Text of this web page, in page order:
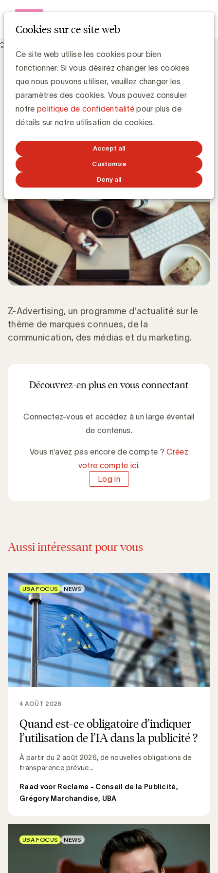
Cookies sur ce site web
Ce site web utilise les cookies pour bien
fonctionner. Si vous désirez changer les cookies
que nous pouvons utiliser, veuillez changer les
paramètres des cookies. Vous pouvez consuler
notre politique de confidentialitépour plus de
détails sur notre utilisation de cookies.
Accept all
Customize
Deny all
Rediffusion de Z-Advertizing - un regard inspirant pour les
marques
Rediffusion de Z-Advertizing - un regard
inspirant pour les marques
UBA Team
22 MARS 2017
Z-Advertising, un programme d'actualité sur le
thème de marques connues, de la
communication, des médias et du marketing.
Découvrez-en plus en vous connectant
Connectez-vous et accédez à un large éventail
de contenus.
Vous n'avez pas encore de compte ?Créez
votre compte ici.
Log in
Aussi intéressant pour vous
Quand est-ce obligatoire d’indiquer
l’utilisation de l’IA dans la publicité ?
À partir du 2 août 2026, de nouvelles obligations de
transparence prévue...
4 AOÛT 2026
Raad voor Reclame - Conseil de la Publicité,
Grégory Marchandise, UBA
UBA FOCUS NEWS
UBA FOCUS NEWS